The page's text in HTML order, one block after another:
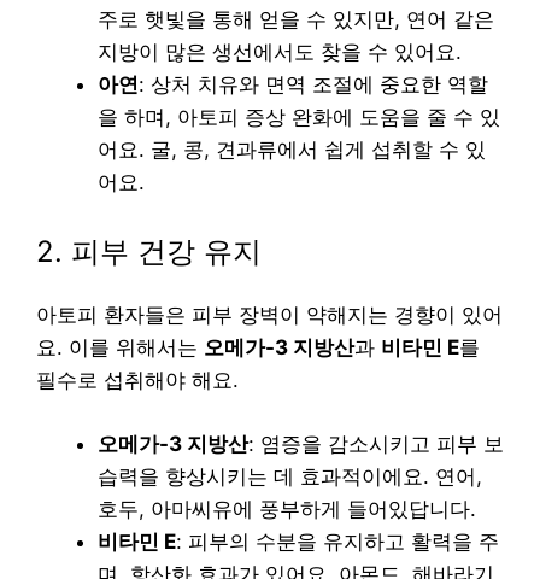
주로 햇빛을 통해 얻을 수 있지만, 연어 같은
지방이 많은 생선에서도 찾을 수 있어요.
아연: 상처 치유와 면역 조절에 중요한 역할
을 하며, 아토피 증상 완화에 도움을 줄 수 있
어요. 굴, 콩, 견과류에서 쉽게 섭취할 수 있
어요.
2. 피부 건강 유지
아토피 환자들은 피부 장벽이 약해지는 경향이 있어
요. 이를 위해서는 오메가-3 지방산과 비타민 E를
필수로 섭취해야 해요.
오메가-3 지방산: 염증을 감소시키고 피부 보
습력을 향상시키는 데 효과적이에요. 연어,
호두, 아마씨유에 풍부하게 들어있답니다.
비타민 E: 피부의 수분을 유지하고 활력을 주
며, 항산화 효과가 있어요. 아몬드, 해바라기